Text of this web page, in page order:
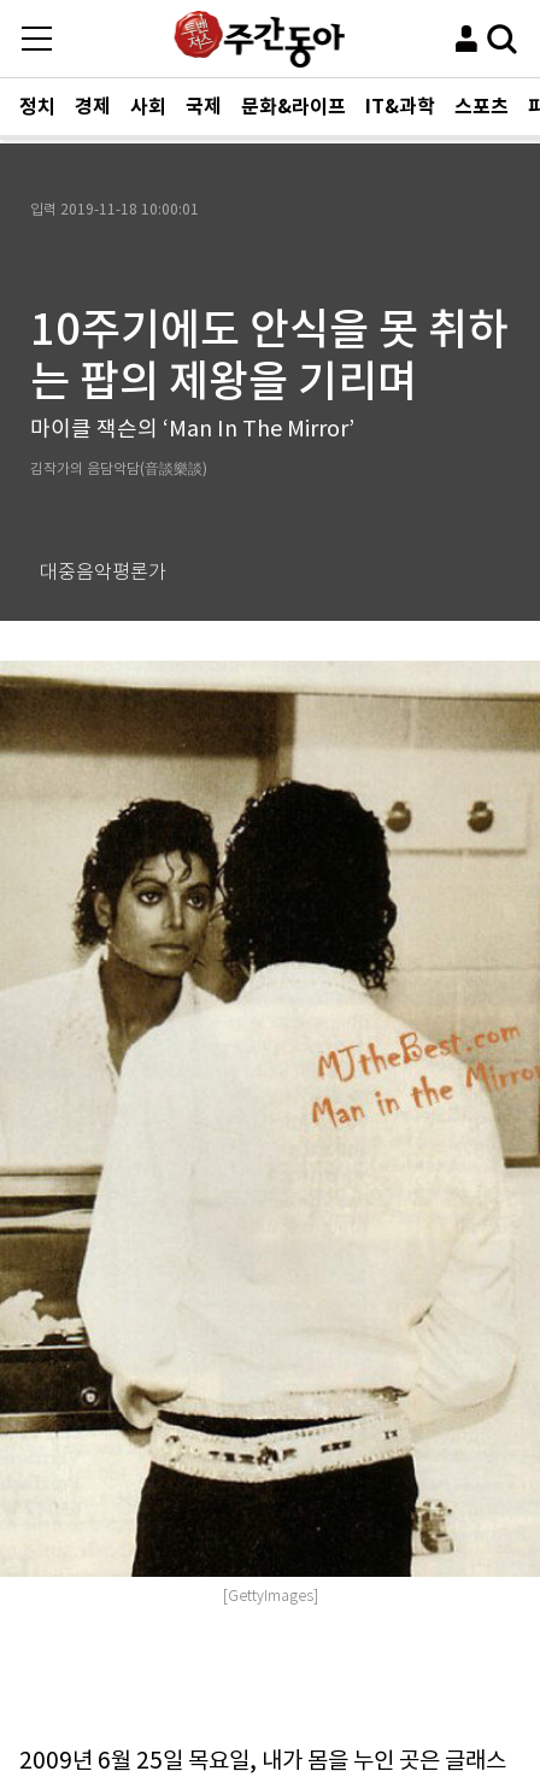
정치 경제 사회 국제 문화&라이프 IT&과학 스포츠
입력 2019-11-18 10:00:01
10주기에도 안식을 못 취하
는 팝의 제왕을 기리며
마이클 잭슨의 ‘Man In The Mirror’
김작가의 음담악담(音談樂談)
대중음악평론가
[GettyImages]
2009년 6월 25일 목요일, 내가 몸을 누인 곳은 글래스